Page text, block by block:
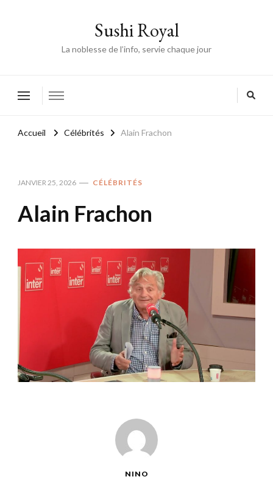
Sushi Royal
La noblesse de l’info, servie chaque jour
Accueil Célébrités Alain Frachon
JANVIER 25, 2026 CÉLÉBRITÉS
Alain Frachon
NINO